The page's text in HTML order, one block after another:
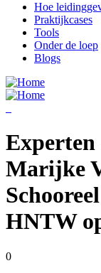
Hoe
Praktijkcases
Tools
Onder de loep
Blogs
Experten
Marijke
HNTW
0